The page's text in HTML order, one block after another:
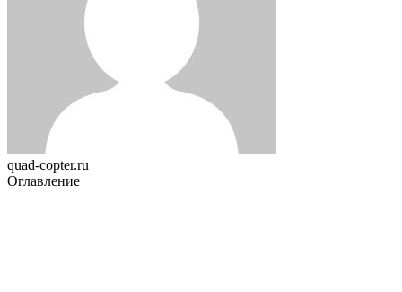
quad-copter.ru
Оглавление